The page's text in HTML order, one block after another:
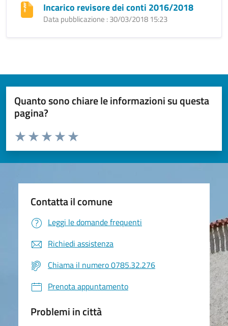
Incarico revisore dei conti 2016/2018
Data pubblicazione : 30/03/2018 15:23
Quanto sono chiare le informazioni su questa
pagina?
Valuta da 1 a 5 stelle la pagina
Valuta 5 stelle su 5
Valuta 4 stelle su 5
Valuta 3 stelle su 5
Valuta 2 stelle su 5
Valuta 1 stelle su 5
Contatta il comune
Leggi le domande frequenti
Richiedi assistenza
Chiama il numero 0785.32.276
Prenota appuntamento
Problemi in città